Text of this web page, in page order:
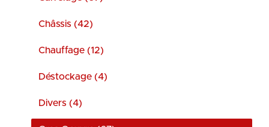
Châssis (42)
Chauffage (12)
Déstockage (4)
Divers (4)